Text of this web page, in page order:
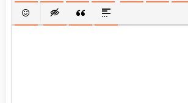
ПОЛУЖИРНЫЙ
КУРСИВПОДЧЕРКНУТЫЙ
ЗАЧЕРКНУТЫЙ
ВСТАВИТЬ СМАЙЛИК
ВСТАВКА СКРЫТОГО ТЕКСТА
ВСТАВКА ЦИТАТЫ
ВСТАВКА СПОЙЛЕРА